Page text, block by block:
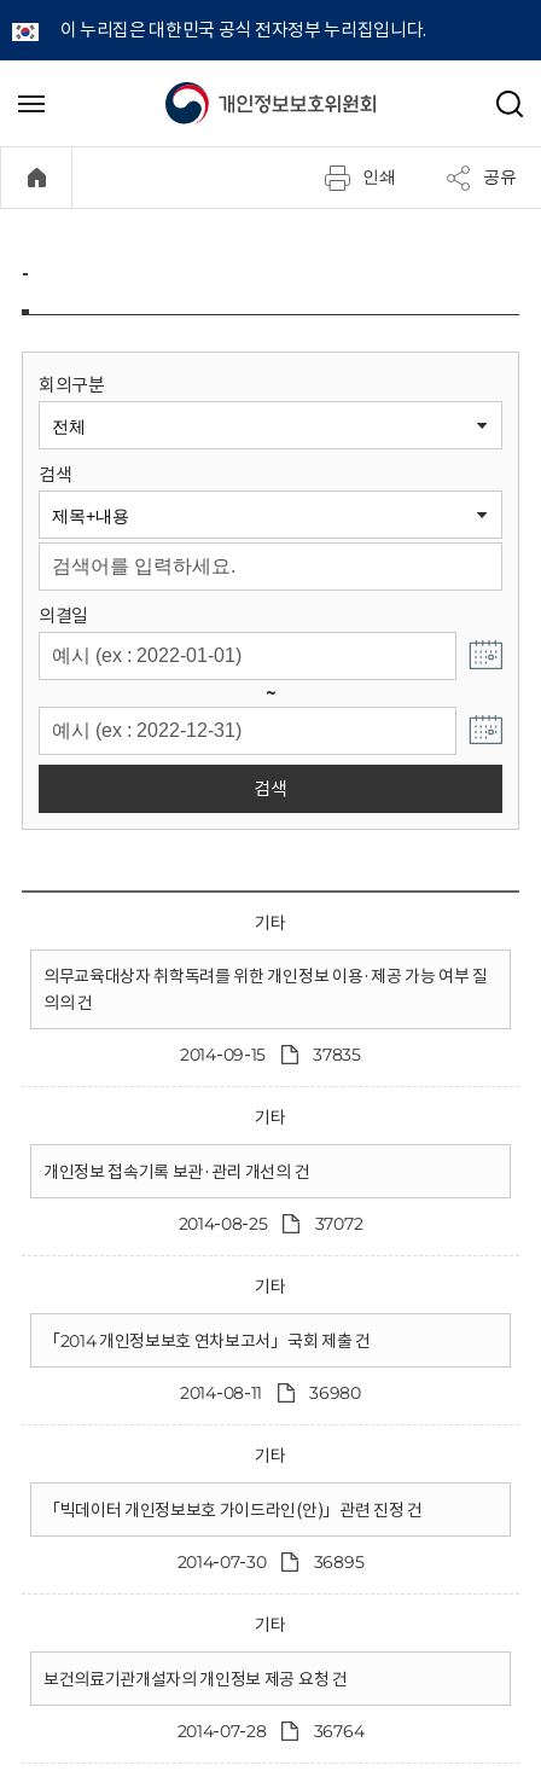
이 누리집은 대한민국 공식 전자정부 누리집입니다.
개
정
보
원
회
메
기
검
인쇄 공유
-
회의구분
검색
의결일
~
검색
기타
의무교육대상자 취학독려를 위한 개인정보 이용·제공 가능 여부 질
의의 건
2014-09-15 37835
기타
개인정보 접속기록 보관·관리 개선의 건
2014-08-25 37072
기타
「2014 개인정보보호 연차보고서」국회 제출 건
2014-08-11 36980
기타
「빅데이터 개인정보보호 가이드라인(안)」관련 진정 건
2014-07-30 36895
기타
보건의료기관개설자의 개인정보 제공 요청 건
2014-07-28 36764